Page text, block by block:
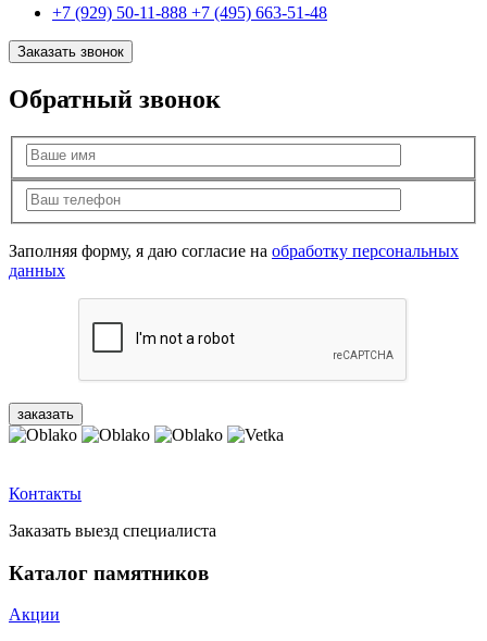
+7 (929) 50-11-888 +7 (495) 663-51-48
Заказать звонок
Обратный звонок
Заполняя форму, я даю согласие на обработку персональных
данных
Контакты
Заказать выезд специалиста
Каталог памятников
Акции